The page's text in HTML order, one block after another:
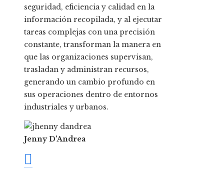
seguridad, eficiencia y calidad en la
información recopilada, y al ejecutar
tareas complejas con una precisión
constante, transforman la manera en
que las organizaciones supervisan,
trasladan y administran recursos,
generando un cambio profundo en
sus operaciones dentro de entornos
industriales y urbanos.
Jenny D'Andrea